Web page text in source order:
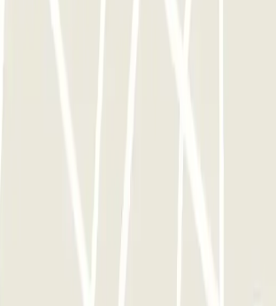
of hotel staff to finally locate the 4
guidance required